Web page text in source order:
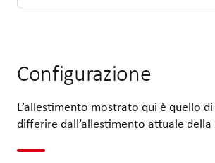
Configurazione
L’allestimento mostrato qui è quello
differire dall’allestimento attuale della